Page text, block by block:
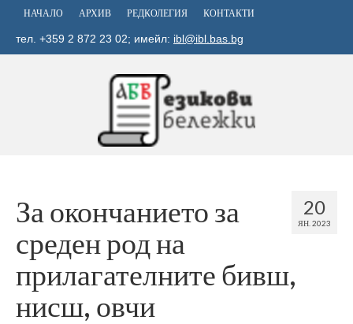
НАЧАЛО АРХИВ РЕДКОЛЕГИЯ КОНТАКТИ
тел. +359 2 872 23 02; имейл: ibl@ibl.bas.bg
20
ЯН. 2023
За окончанието за
среден род на
прилагателните бивш,
нисш, овчи